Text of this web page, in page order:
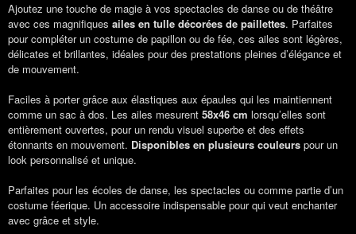
Ajoutez une touche de magie à vos spectacles de danse ou de théâtre
avec ces magnifiques ailes en tulle décorées de paillettes. Parfaites
pour compléter un costume de papillon ou de fée, ces ailes sont légères,
délicates et brillantes, idéales pour des prestations pleines d’élégance et
de mouvement.
Faciles à porter grâce aux élastiques aux épaules qui les maintiennent
comme un sac à dos. Les ailes mesurent 58x46 cm lorsqu’elles sont
entièrement ouvertes, pour un rendu visuel superbe et des effets
étonnants en mouvement. Disponibles en plusieurs couleurs pour un
look personnalisé et unique.
Parfaites pour les écoles de danse, les spectacles ou comme partie d’un
costume féerique. Un accessoire indispensable pour qui veut enchanter
avec grâce et style.